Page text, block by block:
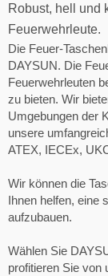
Robust, hell und
Feuerwehrleute.
Die Feuer-
DAYSUN. Die
Feuerwehrleuten
zu bieten. Wir
Umgebungen der
unsere
ATEX, IECEx,
Wir können die
Ihnen helfen, eine
aufzubauen.
Wählen Sie
profitieren Sie von